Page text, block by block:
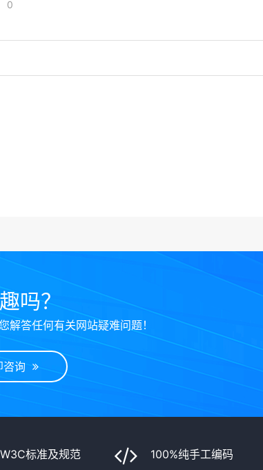
0
吗？
解答任何有关网站疑难问题！
咨询
标准及规范 100%纯手工编码